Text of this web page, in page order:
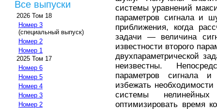
Все выпуски
2026 Том 18
Номер 3
(специальный выпуск)
Номер 2
Номер 1
2025 Том 17
Номер 6
Номер 5
Номер 4
Номер 3
Номер 2
системы уравнений
параметров сигнала и
приближения, когда
задачи — величина
известности второго
двухпараметрической
неизвестны.
параметров сигнала
избежать необходимости
системы
оптимизировать время